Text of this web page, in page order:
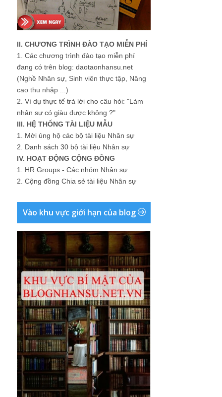
II. CHƯƠNG TRÌNH ĐÀO TẠO MIỄN PHÍ
1. Các chương trình đào tạo miễn phí
đang có trên blog: daotaonhansu.net
(Nghề Nhân sự, Sinh viên thực tập, Nâng
cao thu nhập ...)
2. Ví dụ thực tế trả lời cho câu hỏi: "Làm
nhân sự có giàu được không ?"
III. HỆ THỐNG TÀI LIỆU MẪU
1. Mời ủng hộ các bộ tài liệu Nhân sự
2. Danh sách 30 bộ tài liệu Nhân sự
IV. HOẠT ĐỘNG CỘNG ĐỒNG
1. HR Groups - Các nhóm Nhân sự
2. Cộng đồng Chia sẻ tài liệu Nhân sự
Vào khu vực giới hạn của blog